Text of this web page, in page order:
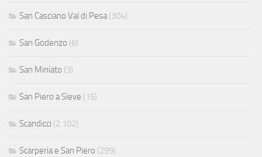
San Casciano Val di Pesa(304)
San Godenzo (6)
San Miniato (3)
San Piero a Sieve (15)
Scandicci (2.102)
Scarperia e San Piero (299)